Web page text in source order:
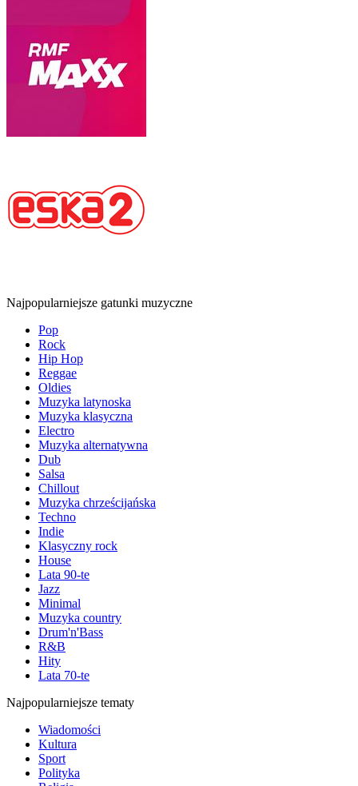
Najpopularniejsze gatunki muzyczne
Pop
Rock
Hip Hop
Reggae
Oldies
Muzyka latynoska
Muzyka klasyczna
Electro
Muzyka alternatywna
Dub
Salsa
Chillout
Muzyka chrześcijańska
Techno
Indie
Klasyczny rock
House
Lata 90-te
Jazz
Minimal
Muzyka country
Drum'n'Bass
R&B
Hity
Lata 70-te
Najpopularniejsze tematy
Wiadomości
Kultura
Sport
Polityka